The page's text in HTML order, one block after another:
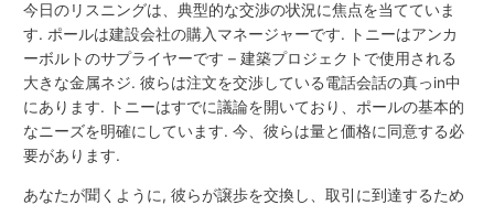
今日のリスニングは、典型的な交渉の状況に焦点を当てていま
す. ポールは建設会社の購入マネージャーです. トニーはアンカ
ーボルトのサプライヤーです – 建築プロジェクトで使用される
大きな金属ネジ. 彼らは注文を交渉している電話会話の真っin中
にあります. トニーはすでに議論を開いており、ポールの基本的
なニーズを明確にしています. 今、彼らは量と価格に同意する必
要があります.
あなたが聞くように, 彼らが譲歩を交換し、取引に到達するため